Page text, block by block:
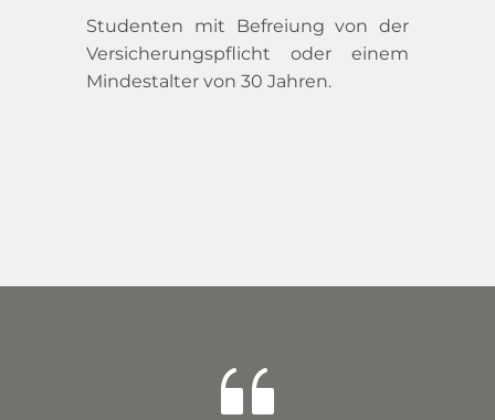
Studenten mit Befreiung von der
Versicherungspflicht oder einem
Mindestalter von 30 Jahren.